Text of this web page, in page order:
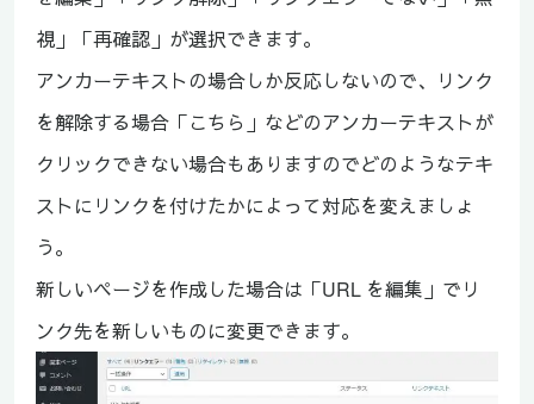
視」「再確認」が選択できます。
アンカーテキストの場合しか反応しないので、リンク
を解除する場合「こちら」などのアンカーテキストが
クリックできない場合もありますのでどのようなテキ
ストにリンクを付けたかによって対応を変えましょ
う。
新しいページを作成した場合は「URL を編集」でリ
ンク先を新しいものに変更できます。